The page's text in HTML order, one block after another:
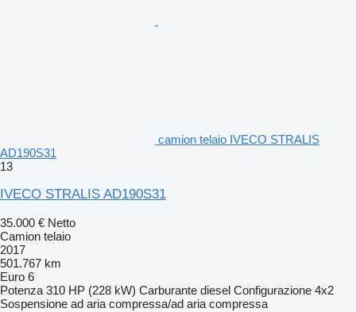
camion telaio IVECO STRALIS
AD190S31
13
IVECO STRALIS AD190S31
35.000 € Netto
Camion telaio
2017
501.767 km
Euro 6
Potenza 310 HP (228 kW) Carburante diesel Configurazione 4x2
Sospensione ad aria compressa/ad aria compressa